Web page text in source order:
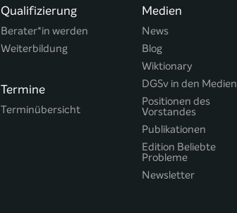
Qualifizierung
Berater*in werden
Weiterbildung
Termine
Terminübersicht
Medien
News
Blog
Wiktionary
DGSv in den Medien
Positionen des
Vorstandes
Publikationen
Edition Beliebte
Probleme
Newsletter